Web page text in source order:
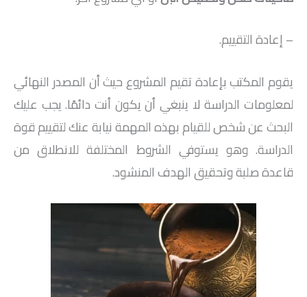
– إعادة التقييم.
يقوم المكتب بإعادة تقيم المشروع حيث أن المصدر النهائي
لمعلومات الدراسة لا ينبغي أن يكون أنت دائمًا. يجب عليك
البحث عن شخص للقيام بهذه المهمة نيابة عنك لتقييم قوة
الدراسة. وهو يستوفي الشروط المختلفة للانطلاق من
قاعدة صلبة وتحقيق الهدف المنشود.